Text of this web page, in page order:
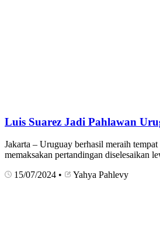
Luis Suarez Jadi Pahlawan
Jakarta – Uruguay berhasil meraih
memaksakan pertandingan diselesaikan
15/07/2024 • Yahya Pahlevy